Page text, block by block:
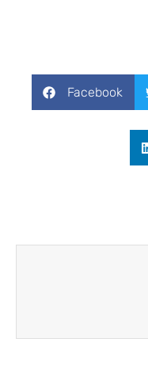
Facebook